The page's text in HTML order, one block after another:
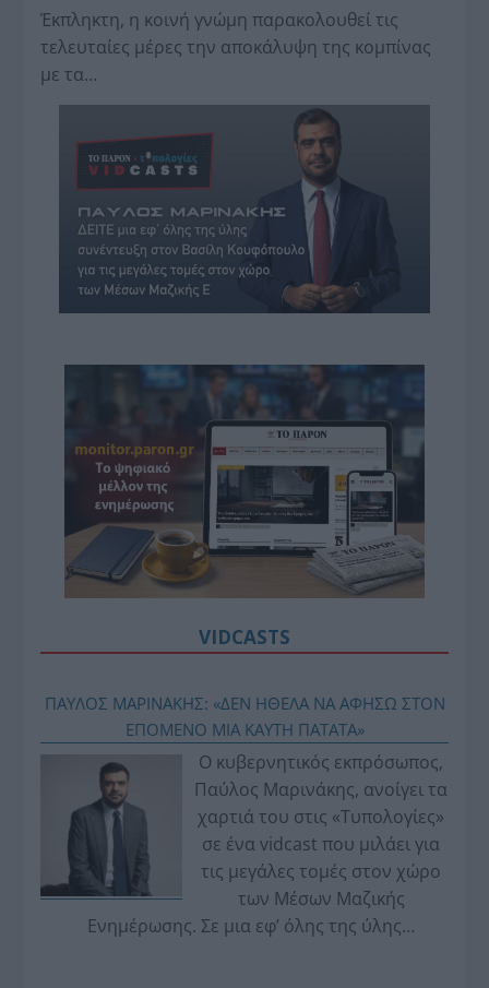
Έκπληκτη, η κοινή γνώμη παρακολουθεί τις
τελευταίες μέρες την αποκάλυψη της κο­μπίνας
με τα…
VIDCASTS
ΠΑΥΛΟΣ ΜΑΡΙΝΑΚΗΣ: «ΔΕΝ ΗΘΕΛΑ ΝΑ ΑΦΗΣΩ ΣΤΟΝ
ΕΠΟΜΕΝΟ ΜΙΑ ΚΑΥΤΗ ΠΑΤΑΤΑ»
Ο κυβερνητικός εκπρόσωπος,
Παύλος Μαρινάκης, ανοίγει τα
χαρτιά του στις «Τυπολογίες»
σε ένα vidcast που μιλάει για
τις μεγάλες τομές στον χώρο
των Μέσων Μαζικής
Ενημέρωσης. Σε μια εφ’ όλης της ύλης